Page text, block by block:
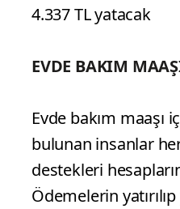
4.337 TL yatacak
EVDE BAKIM
Evde bakım maaşı
bulunan insanlar
destekleri
Ödemelerin yatırılıp